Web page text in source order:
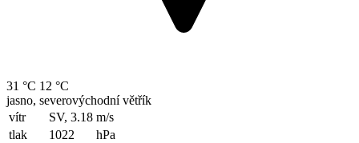
31 °C 12 °C
jasno, severovýchodní větřík
vítr
SV, 3.18 m/s
tlak
1022
hPa